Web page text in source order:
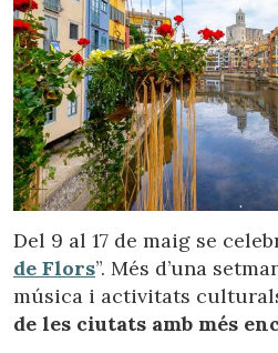
Inicia sessió
Ubicació/nom de l'hotel
Del 9 al 17 de maig se
de Flors”. Més d’una
música i activitats
de les ciutats amb més